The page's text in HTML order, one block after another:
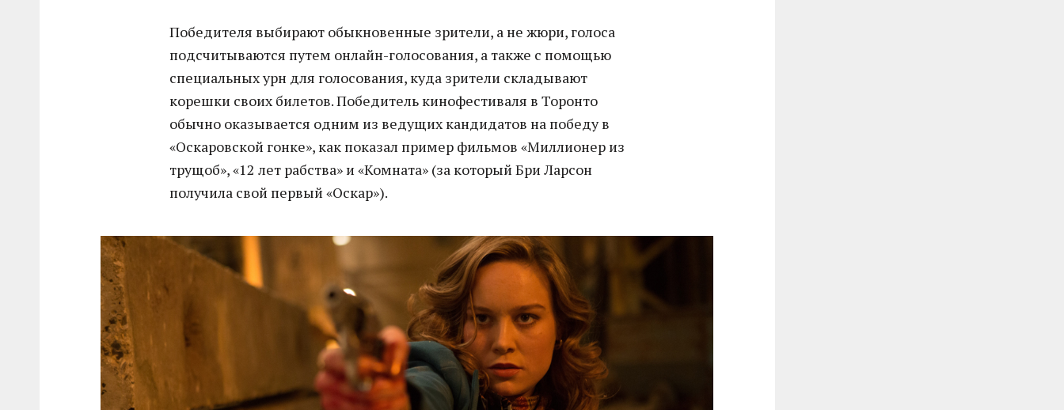
Победителя выбирают обыкновенные зрители, а не жюри, голоса
подсчитываются путем онлайн-голосования, а также с помощью
специальных урн для голосования, куда зрители складывают
корешки своих билетов. Победитель кинофестиваля в Торонто
обычно оказывается одним из ведущих кандидатов на победу в
«Оскаровской гонке», как показал пример фильмов «Миллионер из
трущоб», «12 лет рабства» и «Комната» (за который Бри Ларсон
получила свой первый «Оскар»).